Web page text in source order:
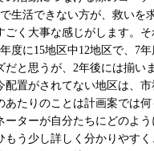
生活できない方が、救いを
ごく大事な感じがします。
度に15地区中12地区で、7
だと思うが、2年後には揃い
配置がされてない地区は、
あたりのことは計画案では
ーターが自分たちにどのよ
もう少し詳しく分かりやす